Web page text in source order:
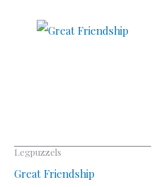
Legpuzzels
Great Friendship